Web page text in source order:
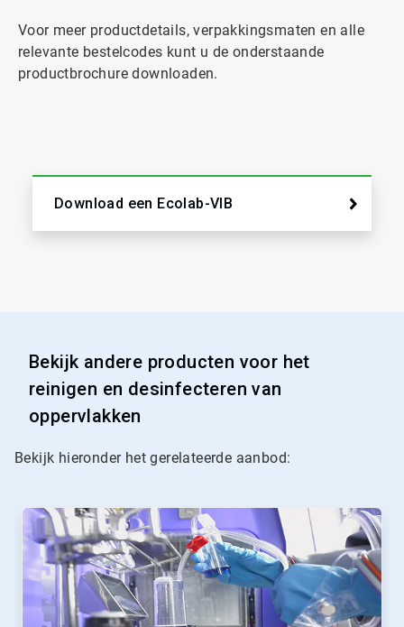
Voor meer productdetails, verpakkingsmaten en alle
relevante bestelcodes kunt u de onderstaande
productbrochure downloaden.
Download een Ecolab-VIB
Bekijk andere producten voor het
reinigen en desinfecteren van
oppervlakken
Bekijk hieronder het gerelateerde aanbod:
Dit
een
carrousel.
Gebruik
knoppen